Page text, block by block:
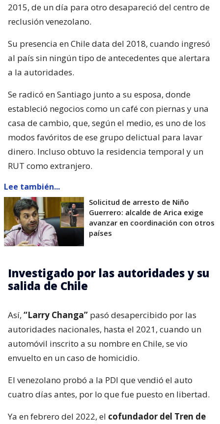
2015, de un día para otro desapareció del centro de
reclusión venezolano.
Su presencia en Chile data del 2018, cuando ingresó
al país sin ningún tipo de antecedentes que alertara
a la autoridades.
Se radicó en Santiago junto a su esposa, donde
estableció negocios como un café con piernas y una
casa de cambio, que, según el medio, es uno de los
modos favóritos de ese grupo delictual para lavar
dinero. Incluso obtuvo la residencia temporal y un
RUT como extranjero.
Lee también...
Solicitud de arresto de Niño
Guerrero: alcalde de Arica exige
avanzar en coordinación con otros
países
Investigado por las autoridades y su
salida de Chile
Así, “Larry Changa” pasó desapercibido por las
autoridades nacionales, hasta el 2021, cuando un
automóvil inscrito a su nombre en Chile, se vio
envuelto en un caso de homicidio.
El venezolano probó a la PDI que vendió el auto
cuatro días antes, por lo que fue puesto en libertad.
Ya en febrero del 2022, el cofundador del Tren de